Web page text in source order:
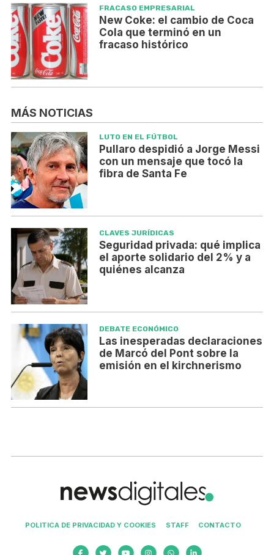
FRACASO EMPRESARIAL
New Coke: el cambio de Coca
Cola que terminó en un
fracaso histórico
MÁS NOTICIAS
LUTO EN EL FÚTBOL
Pullaro despidió a Jorge Messi
con un mensaje que tocó la
fibra de Santa Fe
CLAVES JURÍDICAS
Seguridad privada: qué implica
el aporte solidario del 2% y a
quiénes alcanza
DEBATE ECONÓMICO
Las inesperadas declaraciones
de Marcó del Pont sobre la
emisión en el kirchnerismo
POLITICA DE PRIVACIDAD Y COOKIES STAFF CONTACTO